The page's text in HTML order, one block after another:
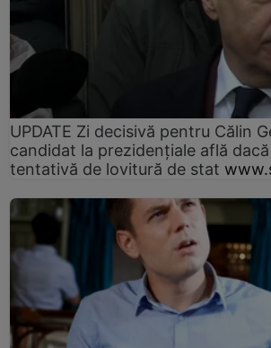
UPDATE Zi decisivă pentru Călin
candidat la prezidențiale află
tentativă de lovitură de stat